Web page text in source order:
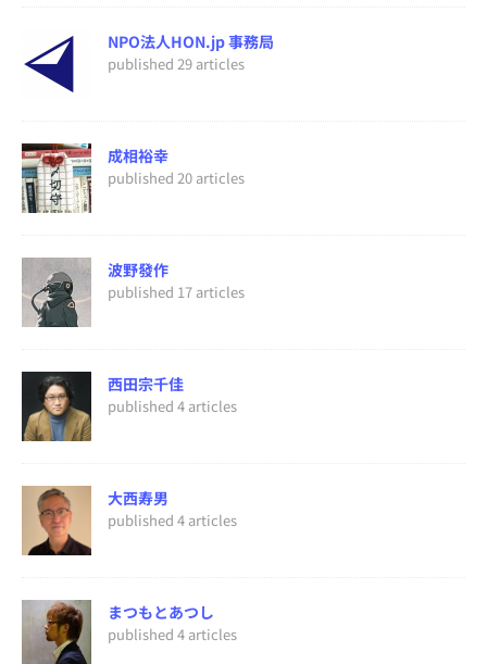
NPO法人HON.jp 事務局
published 29 articles
成相裕幸
published 20 articles
波野發作
published 17 articles
西田宗千佳
published 4 articles
大西寿男
published 4 articles
まつもとあつし
published 4 articles